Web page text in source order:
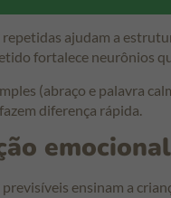
repetidas ajudam a
fortalece neurônios
(abraço e palavra
diferença rápida.
emocional
ensinam a